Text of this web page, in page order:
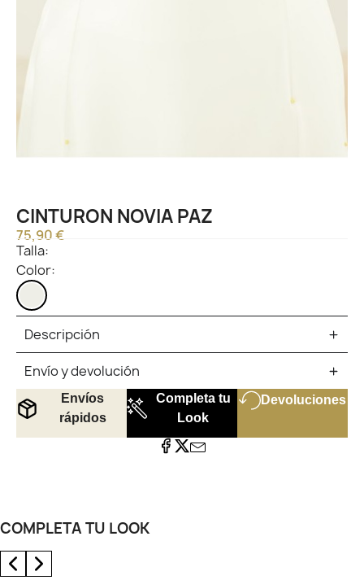
CINTURON NOVIA PAZ
75,90 €
Talla:
Color:
MARFIL
Descripción
Envío y devolución
Envíos
rápidos
Completa tu
Look
Devoluciones
COMPLETA TU LOOK